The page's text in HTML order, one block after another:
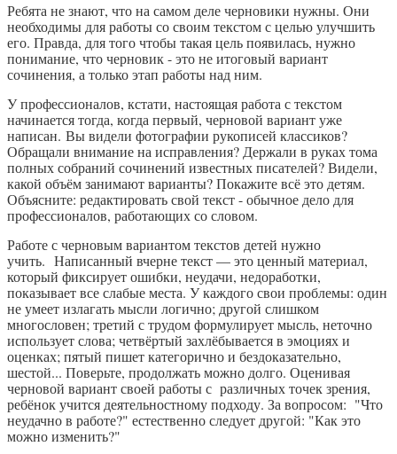
Ребята не знают, что на самом деле черновики нужны. Они
необходимы для работы со своим текстом с целью улучшить
его. Правда, для того чтобы такая цель появилась, нужно
понимание, что черновик - это не итоговый вариант
сочинения, а только этап работы над ним.
У профессионалов, кстати, настоящая работа с текстом
начинается тогда, когда первый, черновой вариант уже
написан. Вы видели фотографии рукописей классиков?
Обращали внимание на исправления? Держали в руках тома
полных собраний сочинений известных писателей? Видели,
какой объём занимают варианты? Покажите всё это детям.
Объясните: редактировать свой текст - обычное дело для
профессионалов, работающих со словом.
Работе с черновым вариантом текстов детей нужно
учить. Написанный вчерне текст — это ценный материал,
который фиксирует ошибки, неудачи, недоработки,
показывает все слабые места. У каждого свои проблемы: один
не умеет излагать мысли логично; другой слишком
многословен; третий с трудом формулирует мысль, неточно
использует слова; четвёртый захлёбывается в эмоциях и
оценках; пятый пишет категорично и бездоказательно,
шестой... Поверьте, продолжать можно долго. Оценивая
черновой вариант своей работы с различных точек зрения,
ребёнок учится деятельностному подходу. За вопросом: "Что
неудачно в работе?" естественно следует другой: "Как это
можно изменить?"